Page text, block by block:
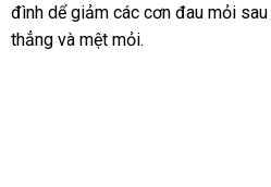
giá
qua
đình dể giảm đặt
hàng
các cơn đau mỏi sau
thẳng tại
và mệt mỏi.